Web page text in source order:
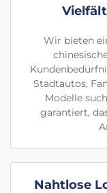
Wir bieten
Stadtautos,
Modelle
garantiert,
Nahtlose